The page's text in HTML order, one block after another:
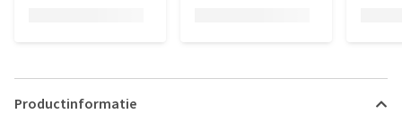
Productinformatie